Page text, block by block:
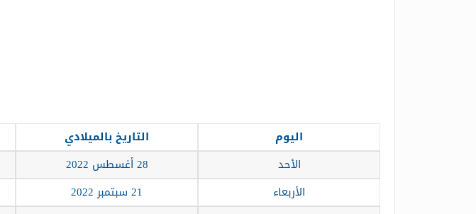
اليوم التاريخ بالميلادي
الأحد
28 أغسطس 2022
الأربعاء
21 سبتمبر 2022